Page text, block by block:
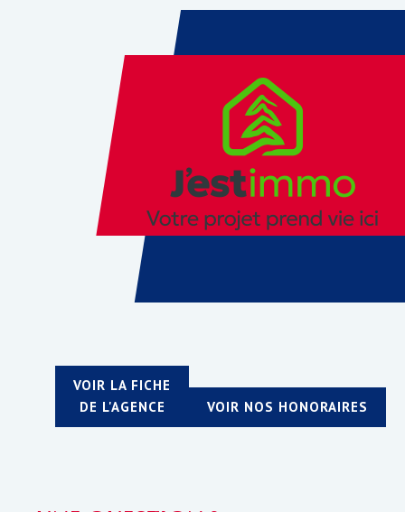
VOIR LA FICHE
DE L'AGENCE
VOIR NOS HONORAIRES